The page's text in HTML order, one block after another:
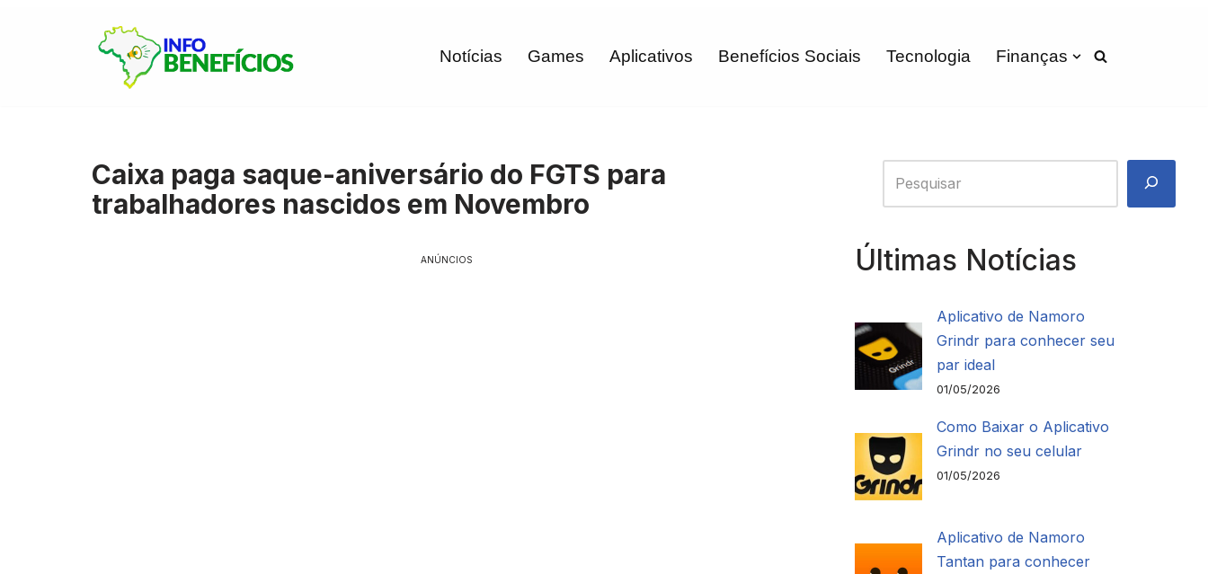
Notícias Games Aplicativos Benefícios Sociais Tecnologia Finanças
Caixa paga saque-aniversário do FGTS para
trabalhadores nascidos em Novembro
ANÚNCIOS Últimas Notícias
Aplicativo de Namoro
Grindr para conhecer seu
par ideal
01/05/2026
Como Baixar o Aplicativo
Grindr no seu celular
01/05/2026
Aplicativo de Namoro
Tantan para conhecer